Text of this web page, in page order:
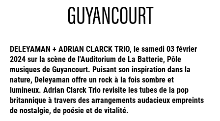
GUYANCOURT
DELEYAMAN + ADRIAN CLARCK TRIO, le samedi 03 février
2024 sur la scène de l'Auditorium de La Batterie, Pôle
musiques de Guyancourt. Puisant son inspiration dans la
nature, Deleyaman offre un rock à la fois sombre et
lumineux. Adrian Clarck Trio revisite les tubes de la pop
britannique à travers des arrangements audacieux empreints
de nostalgie, de poésie et de vitalité.